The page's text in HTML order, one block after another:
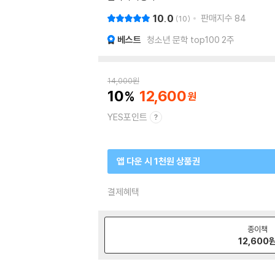
10.0 10 판매지수 84
베스트 청소년 문학 top100 2주
14,000원
10 12,600
YES포인트
앱 다운 시 1천원 상품권
결제혜택
종이책
12,600